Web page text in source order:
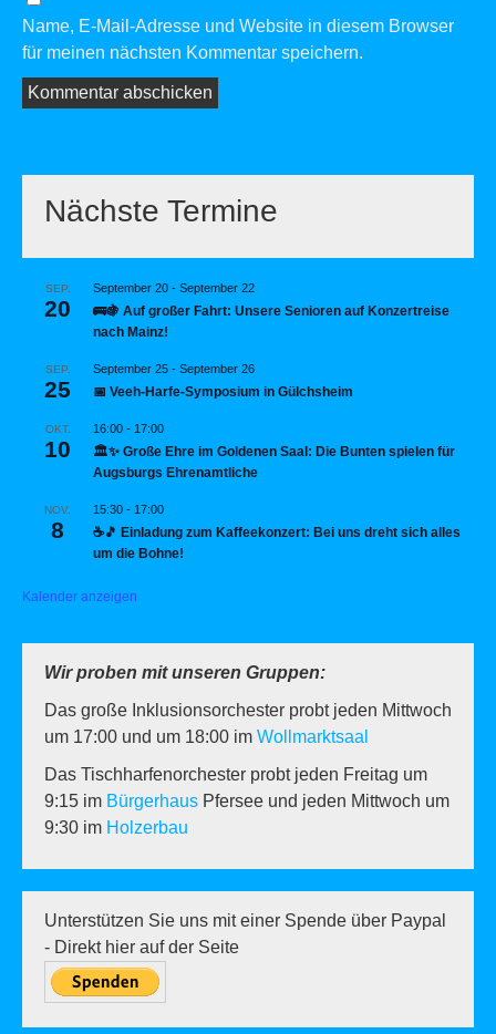
Name, E-Mail-Adresse und Website in diesem Browser
für meinen nächsten Kommentar speichern.
Nächste Termine
SEP.
20
September 20 - September 22
🚌🍇 Auf großer Fahrt: Unsere Senioren auf Konzertreise
nach Mainz!
SEP.
25
September 25 - September 26
📅 Veeh-Harfe-Symposium in Gülchsheim
OKT.
10
16:00 - 17:00
🏛️✨ Große Ehre im Goldenen Saal: Die Bunten spielen für
Augsburgs Ehrenamtliche
NOV.
8
15:30 - 17:00
☕🎵 Einladung zum Kaffeekonzert: Bei uns dreht sich alles
um die Bohne!
Kalender anzeigen
Wir proben mit unseren Gruppen:
Das große Inklusionsorchester probt jeden Mittwoch
um 17:00 und um 18:00 im Wollmarktsaal
Das Tischharfenorchester probt jeden Freitag um
9:15 im Bürgerhaus Pfersee und jeden Mittwoch um
9:30 im Holzerbau
Unterstützen Sie uns mit einer Spende über Paypal
- Direkt hier auf der Seite